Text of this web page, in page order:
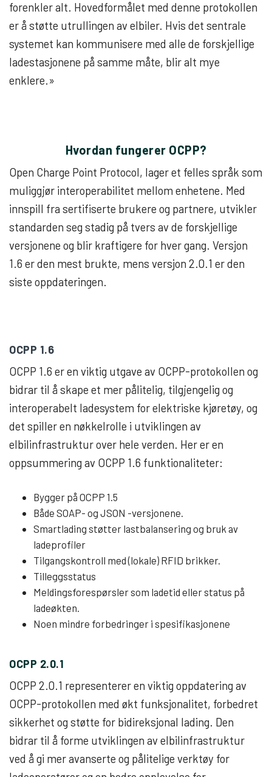
forenkler alt. Hovedformålet med denne protokollen
er å støtte utrullingen av elbiler. Hvis det sentrale
systemet kan kommunisere med alle de forskjellige
ladestasjonene på samme måte, blir alt mye
enklere.»
Hvordan fungerer OCPP?
Open Charge Point Protocol, lager et felles språk som
muliggjør interoperabilitet mellom enhetene. Med
innspill fra sertifiserte brukere og partnere, utvikler
standarden seg stadig på tvers av de forskjellige
versjonene og blir kraftigere for hver gang. Versjon
1.6 er den mest brukte, mens versjon 2.0.1 er den
siste oppdateringen.
OCPP 1.6
OCPP 1.6 er en viktig utgave av OCPP-protokollen og
bidrar til å skape et mer pålitelig, tilgjengelig og
interoperabelt ladesystem for elektriske kjøretøy, og
det spiller en nøkkelrolle i utviklingen av
elbilinfrastruktur over hele verden. Her er en
oppsummering av OCPP 1.6 funktionaliteter:
Bygger på OCPP 1.5
Både SOAP- og JSON -versjonene.
Smartlading støtter lastbalansering og bruk av
ladeprofiler
Tilgangskontroll med (lokale) RFID brikker.
Tilleggsstatus
Meldingsforespørsler som ladetid eller status på
ladeøkten.
Noen mindre forbedringer i spesifikasjonene
OCPP 2.0.1
OCPP 2.0.1 representerer en viktig oppdatering av
OCPP-protokollen med økt funksjonalitet, forbedret
sikkerhet og støtte for bidireksjonal lading. Den
bidrar til å forme utviklingen av elbilinfrastruktur
ved å gi mer avanserte og pålitelige verktøy for